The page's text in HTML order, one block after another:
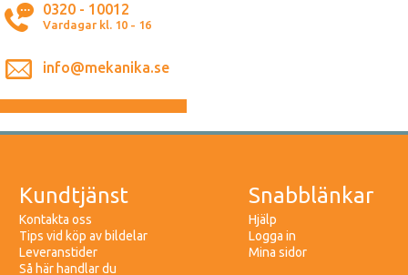
0320 - 10012
Vardagar kl. 10 - 16
info@mekanika.se
Kundtjänst
Kontakta oss
Tips vid köp av bildelar
Leveranstider
Så här handlar du
Snabblänkar
Hjälp
Logga in
Mina sidor